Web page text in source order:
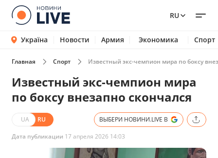
RU
Україна Новости Армия Экономика Спорт
Главная Спорт Известный экс-чемпион мира по боксу
Известный экс-чемпион мира
по боксу внезапно скончался
UA RU ВЫБЕРИ НОВИНИ.LIVE В
Дата публикации 17 апреля 2026 14:03